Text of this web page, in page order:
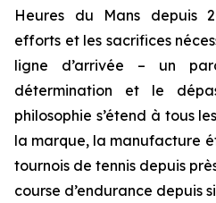
Heures du Mans depuis
efforts et les sacrifices
ligne d’arrivée – un
détermination et le
philosophie s’étend à tous
la marque, la manufacture
tournois de tennis depuis
course d’endurance depuis